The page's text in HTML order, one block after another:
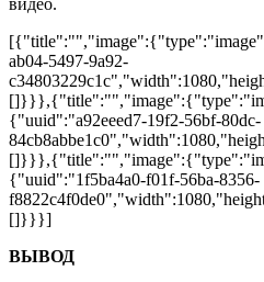
ab04-5497-9a92-
{"uuid":"a92eeed7-19f2-56bf-80dc-
{"uuid":"1f5ba4a0-f01f-56ba-8356-
[]}}}]
ВЫВОД